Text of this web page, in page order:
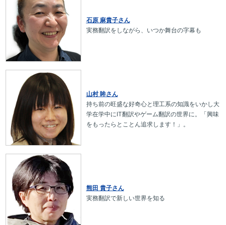
石原 麻貴子さん
実務翻訳をしながら、いつか舞台の字幕も
山村 眸さん
持ち前の旺盛な好奇心と理工系の知識をいかし大
学在学中にIT翻訳やゲーム翻訳の世界に。「興味
をもったらとことん追求します！」。
熊田 貴子さん
実務翻訳で新しい世界を知る